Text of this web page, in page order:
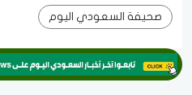
صحيفة السعودي اليوم